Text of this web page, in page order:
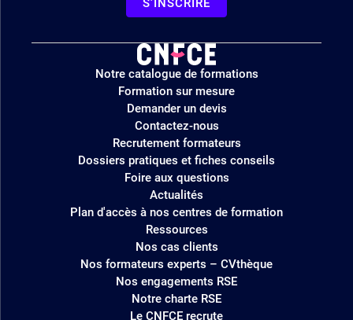
Logo
site
Notre catalogue de formations
Formation sur mesure
Demander un devis
Contactez-nous
Recrutement formateurs
Dossiers pratiques et fiches conseils
Foire aux questions
Actualités
Plan d'accès à nos centres de formation
Ressources
Nos cas clients
Nos formateurs experts – CVthèque
Nos engagements RSE
Notre charte RSE
Le CNFCE recrute